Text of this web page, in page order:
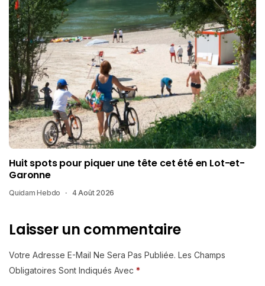
Huit spots pour piquer une tête cet été en Lot-et-
Garonne
Quidam Hebdo 4 Août 2026
Laisser un commentaire
Votre Adresse E-Mail Ne Sera Pas Publiée. Les Champs
Obligatoires Sont Indiqués Avec *